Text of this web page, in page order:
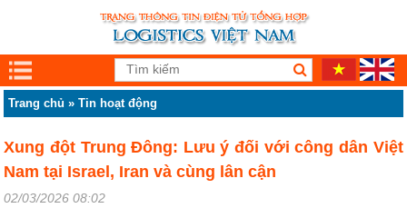
Trang chủ »Tin hoạt động
Xung đột Trung Đông: Lưu ý đối với công dân Việt
Nam tại Israel, Iran và cùng lân cận
02/03/2026 08:02